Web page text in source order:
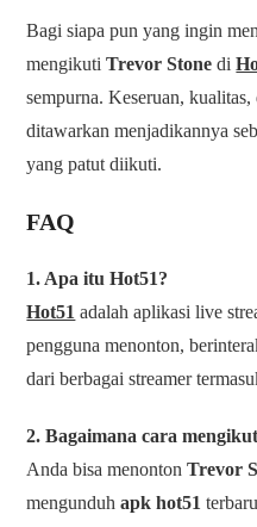
Bagi siapa pun yang ingin
mengikutiTrevor Stone di
sempurna. Keseruan,
ditawarkan menjadikannya
yang patut diikuti.
FAQ
1. Apa itu Hot51?
Hot51 adalah aplikasi live
pengguna menonton,
dari berbagai streamer
2. Bagaimana cara
Anda bisa menontonTrevor
mengunduhapk hot51